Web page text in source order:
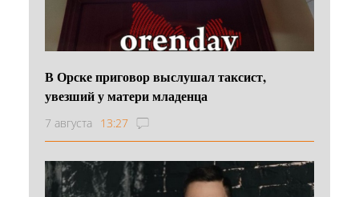
В Орске приговор выслушал таксист,
увезший у матери младенца
7 августа 13:27